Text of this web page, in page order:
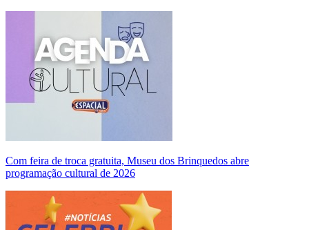
Com feira de troca gratuita, Museu dos Brinquedos abre
programação cultural de 2026